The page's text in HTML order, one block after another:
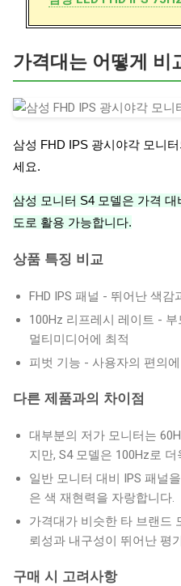
가격대는 어떻게 비
삼성 FHD IPS 광시야각 모니
세요.
삼성 모니터 S4 모델은 가격
도로 활용 가능합니다.
상품 특징 비교
FHD IPS 패널 - 뛰어난 색감
100Hz 리프레시 레이트 -
멀티미디어에 최적
피벗 기능 - 사용자의 편의
다른 제품과의 차이점
대부분의 저가 모니터는
지만, S4 모델은 100Hz로
일반 모니터 대비 IPS 패널
은 색 재현력을 자랑합니다.
가격대가 비슷한 타 브랜드
뢰성과 내구성이 뛰어난 평
구매 시 고려사항